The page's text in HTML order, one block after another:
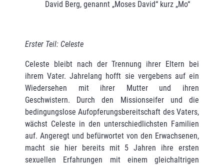
David Berg, genannt „Moses David“ kurz „Mo“
Erster Teil: Celeste
Celeste bleibt nach der Trennung ihrer Eltern bei
ihrem Vater. Jahrelang hofft sie vergebens auf ein
Wiedersehen mit ihrer Mutter und ihren
Geschwistern. Durch den Missionseifer und die
bedingungslose Aufopferungsbereitschaft des Vaters,
wächst Celeste in den unter­schiedlichsten Familien
auf. Angeregt und befürwortet von den Erwachsenen,
macht sie hier bereits mit 5 Jahren ihre ersten
sexuellen Erfahrungen mit einem gleichaltrigen